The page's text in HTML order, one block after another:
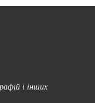
і інших